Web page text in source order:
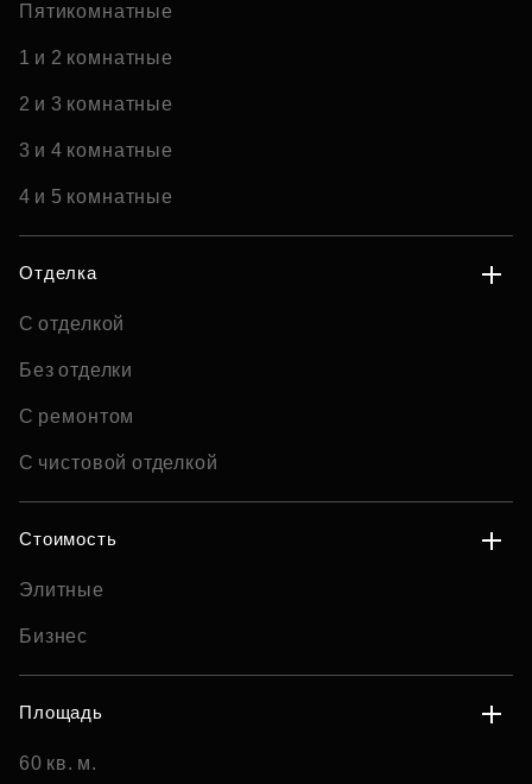
Пятикомнатные
1 и 2 комнатные
2 и 3 комнатные
3 и 4 комнатные
4 и 5 комнатные
Отделка
С отделкой
Без отделки
С ремонтом
С чистовой отделкой
Стоимость
Элитные
Бизнес
Площадь
60 кв. м.